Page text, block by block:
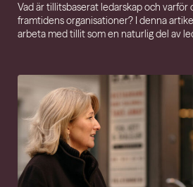
Vad är tillitsbaserat ledarskap och varför
framtidens organisationer? I denna
arbeta med tillit som en naturlig del av